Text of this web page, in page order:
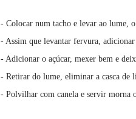
- Colocar num tacho e levar ao lume,
- Assim que levantar fervura,
- Adicionar o açúcar, mexer bem e
- Retirar do lume, eliminar a casca de
- Polvilhar com canela e servir morna